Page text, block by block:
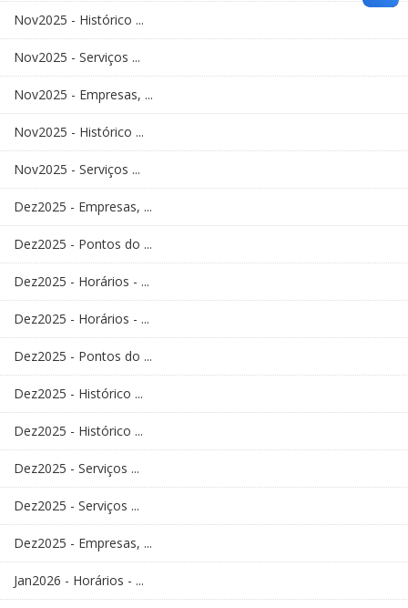
Nov2025 - Histórico ...
Nov2025 - Serviços ...
Nov2025 - Empresas, ...
Nov2025 - Histórico ...
Nov2025 - Serviços ...
Dez2025 - Empresas, ...
Dez2025 - Pontos do ...
Dez2025 - Horários - ...
Dez2025 - Horários - ...
Dez2025 - Pontos do ...
Dez2025 - Histórico ...
Dez2025 - Histórico ...
Dez2025 - Serviços ...
Dez2025 - Serviços ...
Dez2025 - Empresas, ...
Jan2026 - Horários - ...